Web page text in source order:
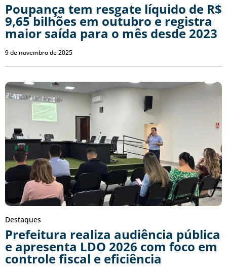
Poupança tem resgate líquido de R$
9,65 bilhões em outubro e registra
maior saída para o mês desde 2023
9 de novembro de 2025
Destaques
Prefeitura realiza audiência pública
e apresenta LDO 2026 com foco em
controle fiscal e eficiência